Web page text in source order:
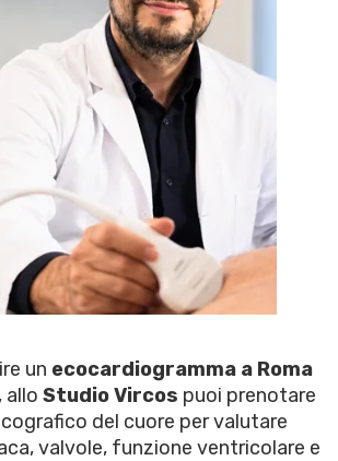
un ecocardiogramma a Roma
allo Studio Vircos puoi prenotare
del cuore per valutare
valvole, funzione ventricolare e